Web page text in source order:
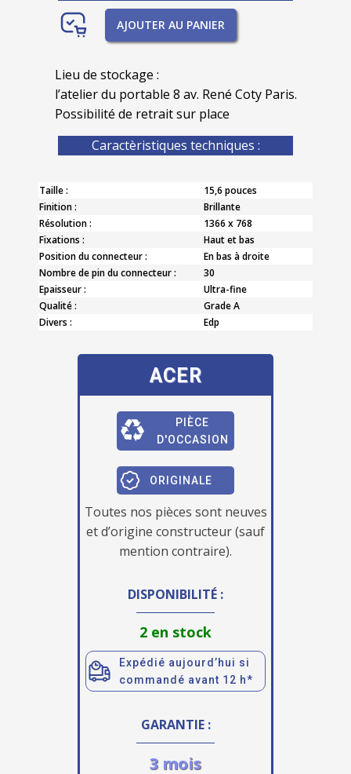
AJOUTER AU PANIER
Lieu de stockage :
l’atelier du portable 8 av. René Coty Paris.
Possibilité de retrait sur place
Caractèristiques techniques :
Taille :
15,6 pouces
Finition :
Brillante
Résolution :
1366 x 768
Fixations :
Haut et bas
Position du connecteur :
En bas à droite
Nombre de pin du connecteur :
30
Epaisseur :
Ultra-fine
Qualité :
Grade A
Divers :
Edp
ACER
PIÈCE
D'OCCASION
ORIGINALE
Toutes nos pièces sont neuves
et d’origine constructeur (sauf
mention contraire).
DISPONIBILITÉ :
2 en stock
Expédié aujourd’hui si
commandé avant 12 h*
GARANTIE :
3 mois